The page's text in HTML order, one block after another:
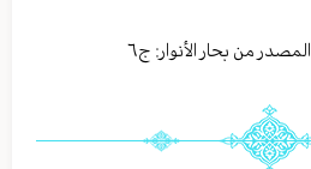
المصدر من بحار الأنوار: ج٦